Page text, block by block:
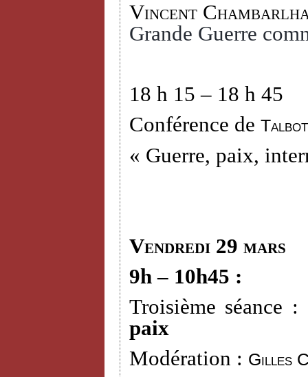
Vincent
Grande Guerre
18 h 15 – 18 h 45
Conférence de
« Guerre, paix,
Vendredi 29 mars
9h – 10h45 :
Troisième séance :
paix
Modération : Gilles